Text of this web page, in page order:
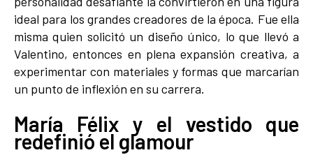
ideal para los grandes creadores de la época. Fue ella
misma quien solicitó un diseño único, lo que llevó a
Valentino, entonces en plena expansión creativa, a
experimentar con materiales y formas que marcarían
un punto de inflexión en su carrera.
María Félix y el vestido que
redefinió el glamour